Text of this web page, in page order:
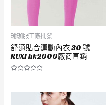
瑜珈服工廠批發
舒適貼合運動內衣 30 號
RUXI hk2000廠商直銷